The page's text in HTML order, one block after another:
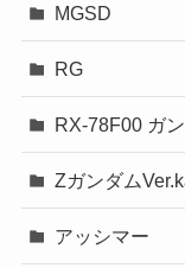
MGSD
RG
RX-78F00 ガ
Zガンダム
アッシマー